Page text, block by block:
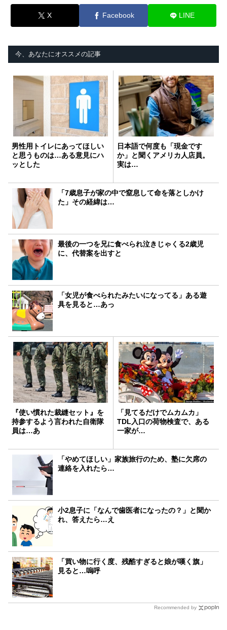
X Facebook LINE
今、あなたにオススメの記事
男性用トイレにあってほしい
と思うものは…ある意見にハ
ッとした
日本語で何度も「現金です
か」と聞くアメリカ人店員。
実は…
「7歳息子が家の中で窒息して命を落としかけ
た」その経緯は…
最後の一つを兄に食べられ泣きじゃくる2歳児
に、代替案を出すと
「女児が食べられたみたいになってる」ある遊
具を見ると…あっ
『使い慣れた裁縫セット』を
持参するよう言われた自衛隊
員は…あ
「見てるだけでムカムカ」
TDL入口の荷物検査で、ある
一家が…
「やめてほしい」家族旅行のため、塾に欠席の
連絡を入れたら…
小2息子に「なんで歯医者になったの？」と聞か
れ、答えたら…え
「買い物に行く度、残酷すぎると娘が嘆く旗」
見ると…嗚呼
Recommended by